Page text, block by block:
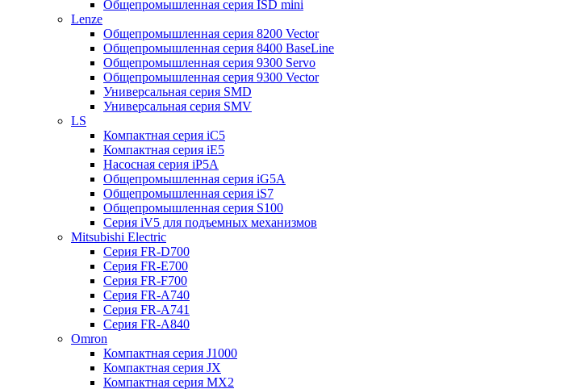
Общепромышленная серия ISD mini
Lenze
Общепромышленная серия 8200 Vector
Общепромышленная серия 8400 BaseLine
Общепромышленная серия 9300 Servo
Общепромышленная серия 9300 Vector
Универсальная серия SMD
Универсальная серия SMV
LS
Компактная серия iC5
Компактная серия iE5
Насосная серия iP5A
Общепромышленная серия iG5A
Общепромышленная серия iS7
Общепромышленная серия S100
Серия iV5 для подъемных механизмов
Mitsubishi Electric
Серия FR-D700
Серия FR-E700
Серия FR-F700
Серия FR-А740
Серия FR-А741
Серия FR-А840
Omron
Компактная серия J1000
Компактная серия JX
Компактная серия MX2